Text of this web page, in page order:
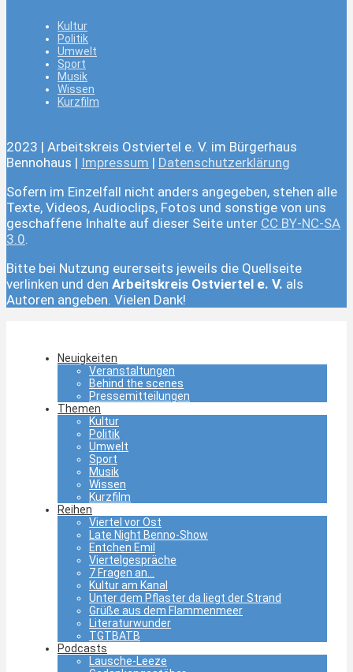
Kultur
Politik
Umwelt
Sport
Musik
Wissen
Kurzfilm
2023 | Arbeitskreis Ostviertel e. V. im Bürgerhaus
Bennohaus | Impressum | Datenschutzerklärung
Sofern im Einzelfall nicht anders angegeben, stehen alle
Texte, Videos, Audioclips, Fotos und sonstige von uns
geschaffene Inhalte auf dieser Seite unter CC BY-NC-SA
3.0.
Bitte bei Nutzung eurerseits jeweils die Quellseite
verlinken und den Arbeitskreis Ostviertel e. V. als
Autoren angeben. Vielen Dank!
Neuigkeiten
Veranstaltungen
Behind the scenes
Pressemitteilungen
Themen
Kultur
Politik
Umwelt
Sport
Musik
Wissen
Kurzfilm
Reihen
Viertel vor Ost
Late Night Benno-Show
Entchen Emil
Viertelgespräche
7 Fragen an…
Kultur am Kanal
Unter dem Pflaster da liegt der Strand
Grüße aus dem Flammenmeer
Literaturwunder
TGTBATB
Podcasts
Lausche-Leeze